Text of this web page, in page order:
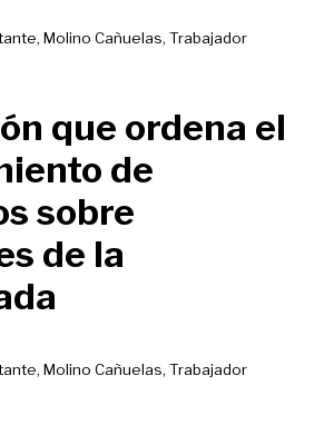
, Molino Cañuelas, Trabajador
que ordena el
de
sobre
de la
, Molino Cañuelas, Trabajador